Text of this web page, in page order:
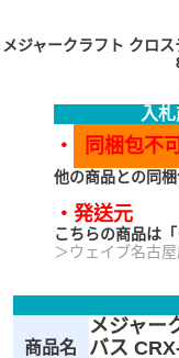
メジャークラフト クロ
入
・ 同梱包不
他の商品との同
・発送元
こちらの商品は
＞ウェイブ名古
商品名
メジャー
バス